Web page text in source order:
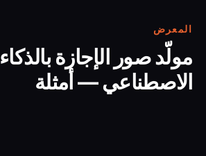
المعرض
مولّد صور الإجازة بالذكاء
الاصطناعي — أمثلة